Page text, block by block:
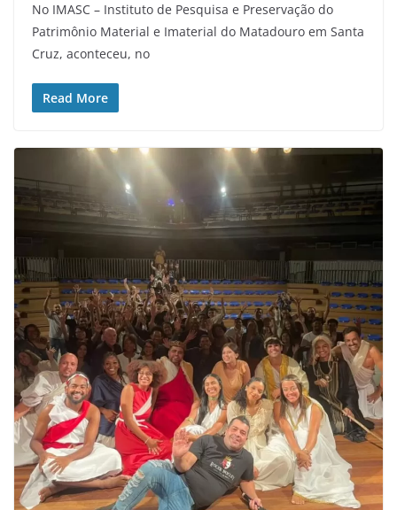
No IMASC – Instituto de Pesquisa e Preservação do
Patrimônio Material e Imaterial do Matadouro em Santa
Cruz, aconteceu, no
Read More